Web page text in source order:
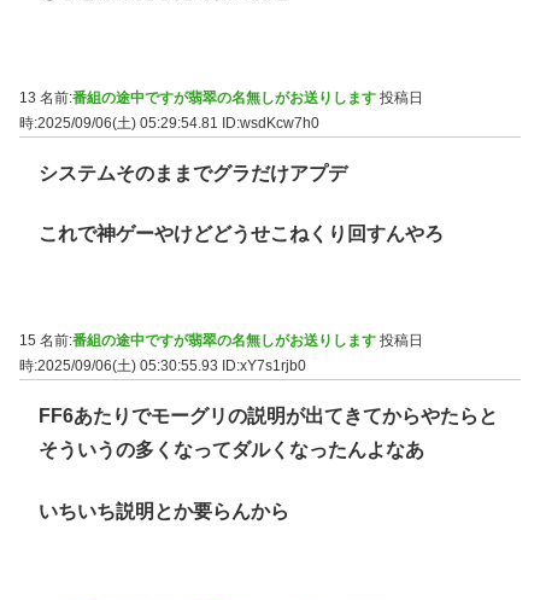
13 名前:番組の途中ですが翡翠の名無しがお送りします 投稿日
時:2025/09/06(土) 05:29:54.81 ID:wsdKcw7h0
システムそのままでグラだけアプデ
これで神ゲーやけどどうせこねくり回すんやろ
15 名前:番組の途中ですが翡翠の名無しがお送りします 投稿日
時:2025/09/06(土) 05:30:55.93
ID:xY7s1rjb0
FF6あたりでモーグリの説明が出てきてからやたらと
そういうの多くなってダルくなったんよなあ
いちいち説明とか要らんから